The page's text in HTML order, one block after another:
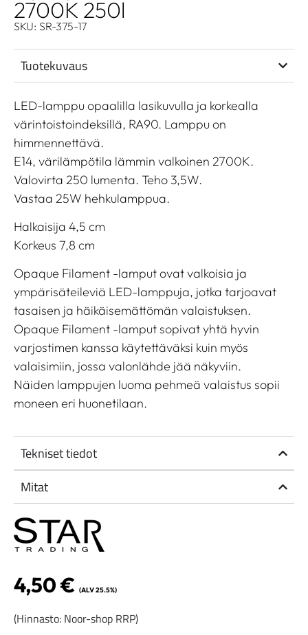
2700K 250l
SKU: SR-375-17
Tuotekuvaus
LED-lamppu opaalilla lasikuvulla ja korkealla
värintoistoindeksillä, RA90. Lamppu on
himmennettävä.
E14, värilämpötila lämmin valkoinen 2700K.
Valovirta 250 lumenta. Teho 3,5W.
Vastaa 25W hehkulamppua.
Halkaisija 4,5 cm
Korkeus 7,8 cm
Opaque Filament -lamput ovat valkoisia ja
ympärisäteileviä LED-lamppuja, jotka tarjoavat
tasaisen ja häikäisemättömän valaistuksen.
Opaque Filament -lamput sopivat yhtä hyvin
varjostimen kanssa käytettäväksi kuin myös
valaisimiin, jossa valonlähde jää näkyviin.
Näiden lamppujen luoma pehmeä valaistus sopii
moneen eri huonetilaan.
Tekniset tiedot
Mitat
4,50€ (ALV 25.5%)
(Hinnasto: Noor-shop RRP)